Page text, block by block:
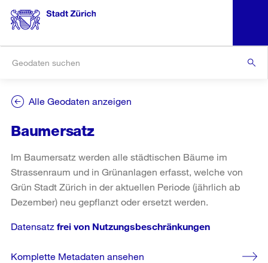
Alle Geodaten anzeigen
Baumersatz
Im Baumersatz werden alle städtischen Bäume im
Strassenraum und in Grünanlagen erfasst, welche von
Grün Stadt Zürich in der aktuellen Periode (jährlich ab
Dezember) neu gepflanzt oder ersetzt werden.
Datensatz frei von Nutzungsbeschränkungen
Komplette Metadaten ansehen